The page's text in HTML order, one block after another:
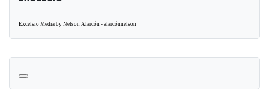
Excelsio Media by Nelson Alarcón - alarcónnelson